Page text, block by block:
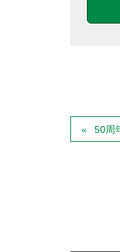
50周